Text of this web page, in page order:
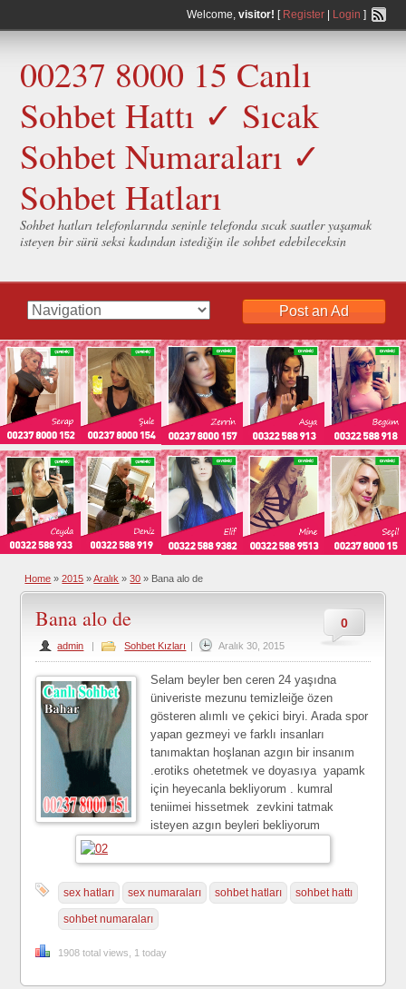
Welcome, visitor! [ Register| Login ]
00237 8000 15 Canlı
Sohbet Hattı ✓ Sıcak
Sohbet Numaraları ✓
Sohbet Hatları
Sohbet hatları telefonlarında seninle telefonda sıcak saatler yaşamak
isteyen bir sürü seksi kadından istediğin ile sohbet edebileceksin
Post an Ad
Home » 2015 » Aralık » 30 » Bana alo de
0
Bana alo de
admin | Sohbet Kızları | Aralık 30, 2015
Selam beyler ben ceren 24 yaşıdna
üniveriste mezunu temizleiğe özen
gösteren alımlı ve çekici biryi. Arada spor
yapan gezmeyi ve farklı insanları
tanımaktan hoşlanan azgın bir insanım
.erotiks ohetetmek ve doyasıya yapamk
için heyecanla bekliyorum . kumral
teniimei hissetmek zevkini tatmak
isteyen azgın beyleri bekliyorum
sex hatları sex numaraları sohbet hatları sohbet hattı
sohbet numaraları
1908 total views, 1 today